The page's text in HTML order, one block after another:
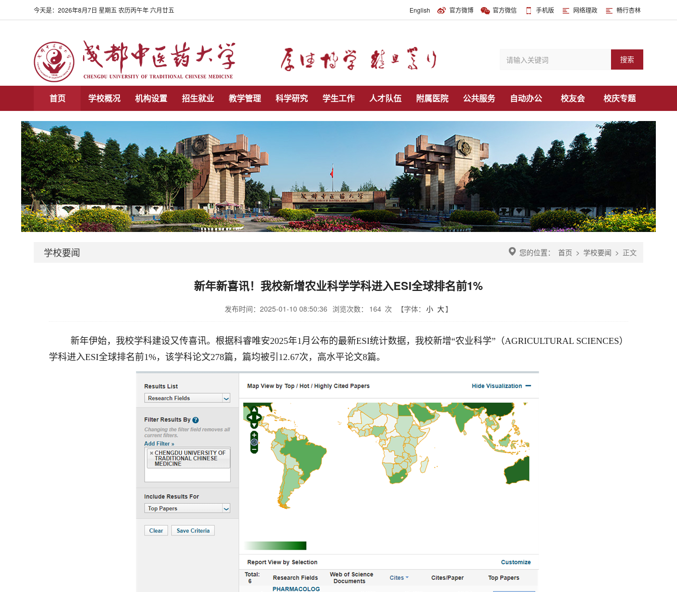
English 官方微博 官方微信 手机版 网络理政 畅行杏林
今天是： 2026年8月7日 星期五 农历丙午年 六月廿五
搜索
首页 学校概况 机构设置 招生就业 教学管理 科学研究 学生工作 人才队伍 附属医院 公共服务 自动办公 校友会 校庆专题
您的位置： 首页 > 学校要闻 > 正文
学校要闻
新年新喜讯！我校新增农业科学学科进入ESI全球排名前1%
发布时间：2025-01-10 08:50:36 浏览次数： 164 次 【字体： 小 大】
新年伊始，我校学科建设又传喜讯。根据科睿唯安2025年1月公布的最新ESI统计数据，我校新增“农业科学”（AGRICULTURAL SCIENCES）
学科进入ESI全球排名前1%，该学科论文278篇，篇均被引12.67次，高水平论文8篇。